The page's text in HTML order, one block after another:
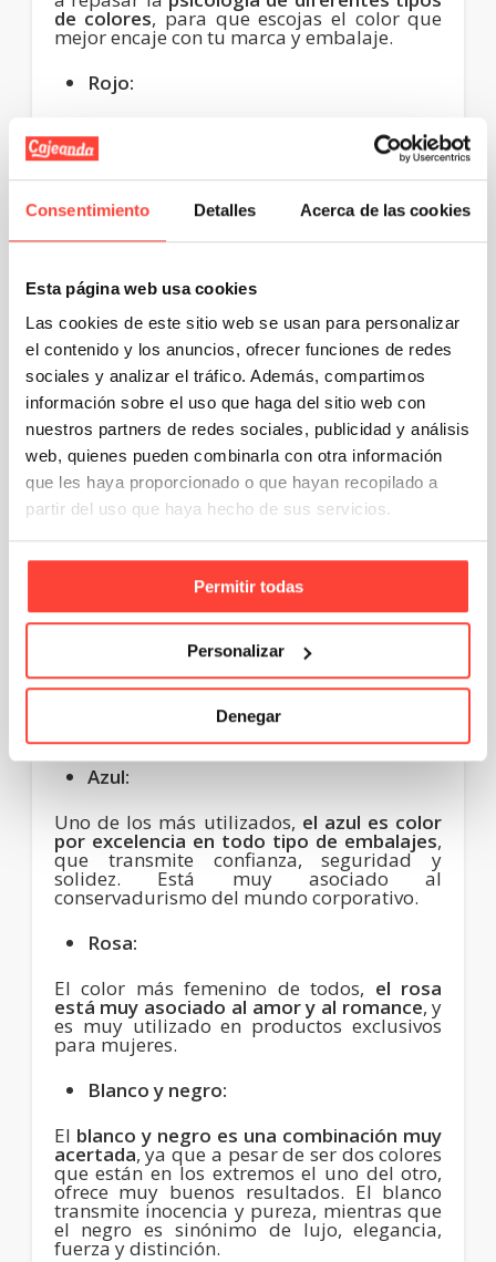
Consentimiento Detalles Acerca de las cookies
Esta página web usa cookies
Las cookies de este sitio web se usan para personalizar
el contenido y los anuncios, ofrecer funciones de redes
sociales y analizar el tráfico. Además, compartimos
información sobre el uso que haga del sitio web con
nuestros partners de redes sociales, publicidad y análisis
web, quienes pueden combinarla con otra información
que les haya proporcionado o que hayan recopilado a
partir del uso que haya hecho de sus servicios.
Permitir todas
Personalizar
Denegar
de colores, para que escojas el color que
mejor encaje con tu marca y embalaje.
Rojo:
vigor, calidez y energía a partes iguales.
Muy llamativo, es ideal para captar la
atención de los consumidores, de ahí que
sea uno de los más utilizados por algunas
de las empresas más importantes como
Coca Cola.
Amarillo:
El amarillo estáconsiderado como un color
bipolar, ya que por un lado es un color
divertido, amable, optimista y lleno de
energía, pero por otro lado, puede provocar
una excesiva agitación e incluso
nerviosismo, especialmente cuando se trata
de los tonos amarillos más oscuros.
Verde:
El verde es un colormuy relacionado con la
elegido en los packaging sostenibles, así
como en aquellos productos que inspiren
contacto con la naturaleza o medicamentos.
Losverdes más claros son frescos y
transmiten crecimiento, mientras que los
más oscuros se relacionan con el prestigio y
Azul:
Uno de los más utilizados, el azul es color
por excelencia en todo tipo de embalajes,
que transmite confianza, seguridad y
solidez. Está muy asociado al
conservadurismo del mundo corporativo.
Rosa:
El color más femenino de todos, el rosa
está muy asociado al amor y al romance, y
es muy utilizado en productos exclusivos
para mujeres.
Blanco y negro:
El blanco y negro es una combinación muy
acertada, ya que a pesar de ser dos colores
que están en los extremos el uno del otro,
ofrece muy buenos resultados. El blanco
transmite inocencia y pureza, mientras que
el negro es sinónimo de lujo, elegancia,
fuerza y distinción.